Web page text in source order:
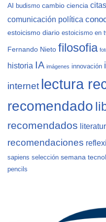
AI budismo cambio ciencia
comunicación política
estoicismo diario estoicismo en
Fernando Nieto filosofia
historia IA imágenes innovación
internet lectura
recomendado
recomendados
recomendaciones
sapiens selección semana
pencils